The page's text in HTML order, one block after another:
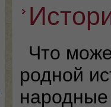
Что
родной